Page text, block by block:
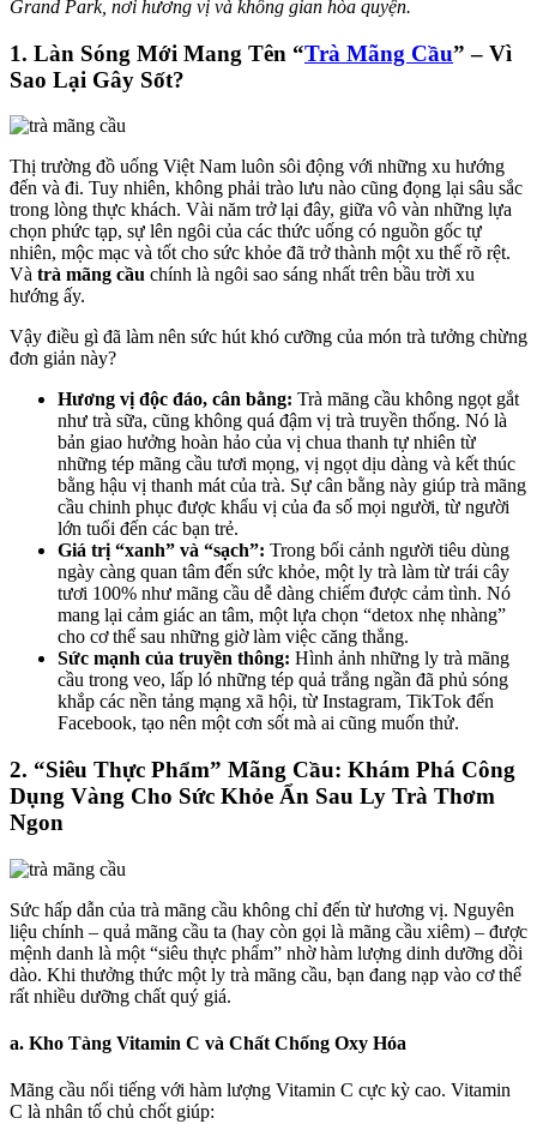
Grand Park, nơi hương vị và không gian hòa quyện.
1. Làn Sóng Mới Mang Tên “Trà Mãng Cầu” – Vì
Sao Lại Gây Sốt?
Thị trường đồ uống Việt Nam luôn sôi động với những xu hướng
đến và đi. Tuy nhiên, không phải trào lưu nào cũng đọng lại sâu sắc
trong lòng thực khách. Vài năm trở lại đây, giữa vô vàn những lựa
chọn phức tạp, sự lên ngôi của các thức uống có nguồn gốc tự
nhiên, mộc mạc và tốt cho sức khỏe đã trở thành một xu thế rõ rệt.
Và trà mãng cầu chính là ngôi sao sáng nhất trên bầu trời xu
hướng ấy.
Vậy điều gì đã làm nên sức hút khó cưỡng của món trà tưởng chừng
đơn giản này?
Hương vị độc đáo, cân bằng: Trà mãng cầu không ngọt gắt
như trà sữa, cũng không quá đậm vị trà truyền thống. Nó là
bản giao hưởng hoàn hảo của vị chua thanh tự nhiên từ
những tép mãng cầu tươi mọng, vị ngọt dịu dàng và kết thúc
bằng hậu vị thanh mát của trà. Sự cân bằng này giúp trà mãng
cầu chinh phục được khẩu vị của đa số mọi người, từ người
lớn tuổi đến các bạn trẻ.
Giá trị “xanh” và “sạch”: Trong bối cảnh người tiêu dùng
ngày càng quan tâm đến sức khỏe, một ly trà làm từ trái cây
tươi 100% như mãng cầu dễ dàng chiếm được cảm tình. Nó
mang lại cảm giác an tâm, một lựa chọn “detox nhẹ nhàng”
cho cơ thể sau những giờ làm việc căng thẳng.
Sức mạnh của truyền thông: Hình ảnh những ly trà mãng
cầu trong veo, lấp ló những tép quả trắng ngần đã phủ sóng
khắp các nền tảng mạng xã hội, từ Instagram, TikTok đến
Facebook, tạo nên một cơn sốt mà ai cũng muốn thử.
2. “Siêu Thực Phẩm” Mãng Cầu: Khám Phá Công
Dụng Vàng Cho Sức Khỏe Ẩn Sau Ly Trà Thơm
Ngon
Sức hấp dẫn của trà mãng cầu không chỉ đến từ hương vị. Nguyên
liệu chính – quả mãng cầu ta (hay còn gọi là mãng cầu xiêm) – được
mệnh danh là một “siêu thực phẩm” nhờ hàm lượng dinh dưỡng dồi
dào. Khi thưởng thức một ly trà mãng cầu, bạn đang nạp vào cơ thể
rất nhiều dưỡng chất quý giá.
a. Kho Tàng Vitamin C và Chất Chống Oxy Hóa
Mãng cầu nổi tiếng với hàm lượng Vitamin C cực kỳ cao. Vitamin
C là nhân tố chủ chốt giúp: